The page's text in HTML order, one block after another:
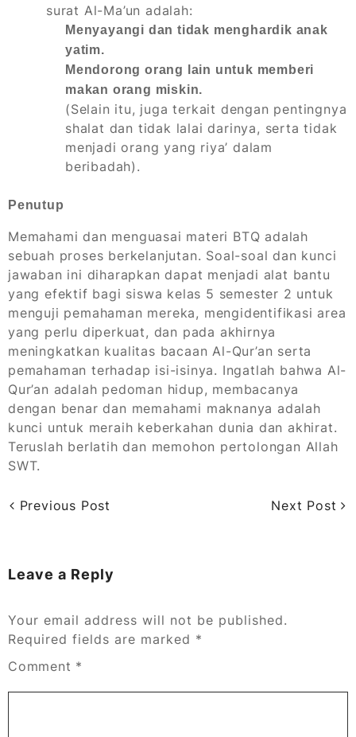
surat Al-Ma’un adalah:
Menyayangi dan tidak menghardik anak
yatim.
Mendorong orang lain untuk memberi
makan orang miskin.
(Selain itu, juga terkait dengan pentingnya
shalat dan tidak lalai darinya, serta tidak
menjadi orang yang riya’ dalam
beribadah).
Penutup
Memahami dan menguasai materi BTQ adalah
sebuah proses berkelanjutan. Soal-soal dan kunci
jawaban ini diharapkan dapat menjadi alat bantu
yang efektif bagi siswa kelas 5 semester 2 untuk
menguji pemahaman mereka, mengidentifikasi area
yang perlu diperkuat, dan pada akhirnya
meningkatkan kualitas bacaan Al-Qur’an serta
pemahaman terhadap isi-isinya. Ingatlah bahwa Al-
Qur’an adalah pedoman hidup, membacanya
dengan benar dan memahami maknanya adalah
kunci untuk meraih keberkahan dunia dan akhirat.
Teruslah berlatih dan memohon pertolongan Allah
SWT.
Previous Post Next Post
Leave a Reply
Your email address will not be published.
Required fields are marked *
Comment *